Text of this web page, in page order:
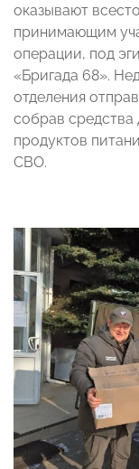
оказывают
принимающим
операции, под
«Бригада 68».
отделения
собрав
продуктов
СВО.